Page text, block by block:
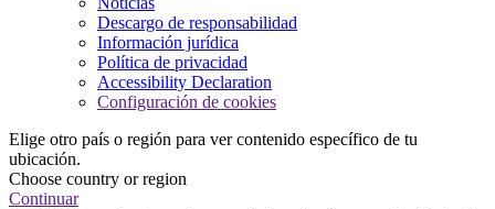
Descargo de responsabilidad
Información jurídica
Política de privacidad
Accessibility Declaration
Configuración de cookies
Elige otro país o región para ver contenido específico de tu
ubicación.
Choose country or region
Continuar